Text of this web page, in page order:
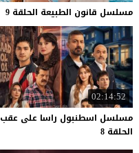
مسلسل قانون الطبيعة الحلقة 9
02:14:52
مسلسل اسطنبول راسا على عقب
الحلقة 8